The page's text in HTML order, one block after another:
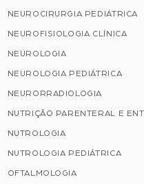
NEUROCIRURGIA PEDIÁTRICA
NEUROFISIOLOGIA CLÍNICA
NEUROLOGIA
NEUROLOGIA PEDIÁTRICA
NEURORRADIOLOGIA
NUTRIÇÃO PARENTERAL E
NUTROLOGIA
NUTROLOGIA PEDIÁTRICA
OFTALMOLOGIA